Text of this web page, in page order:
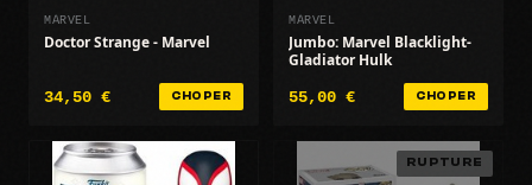
MARVEL
Doctor Strange - Marvel
34,50 € CHOPER
MARVEL
Jumbo: Marvel Blacklight-
Gladiator Hulk
55,00 € CHOPER
RUPTURE